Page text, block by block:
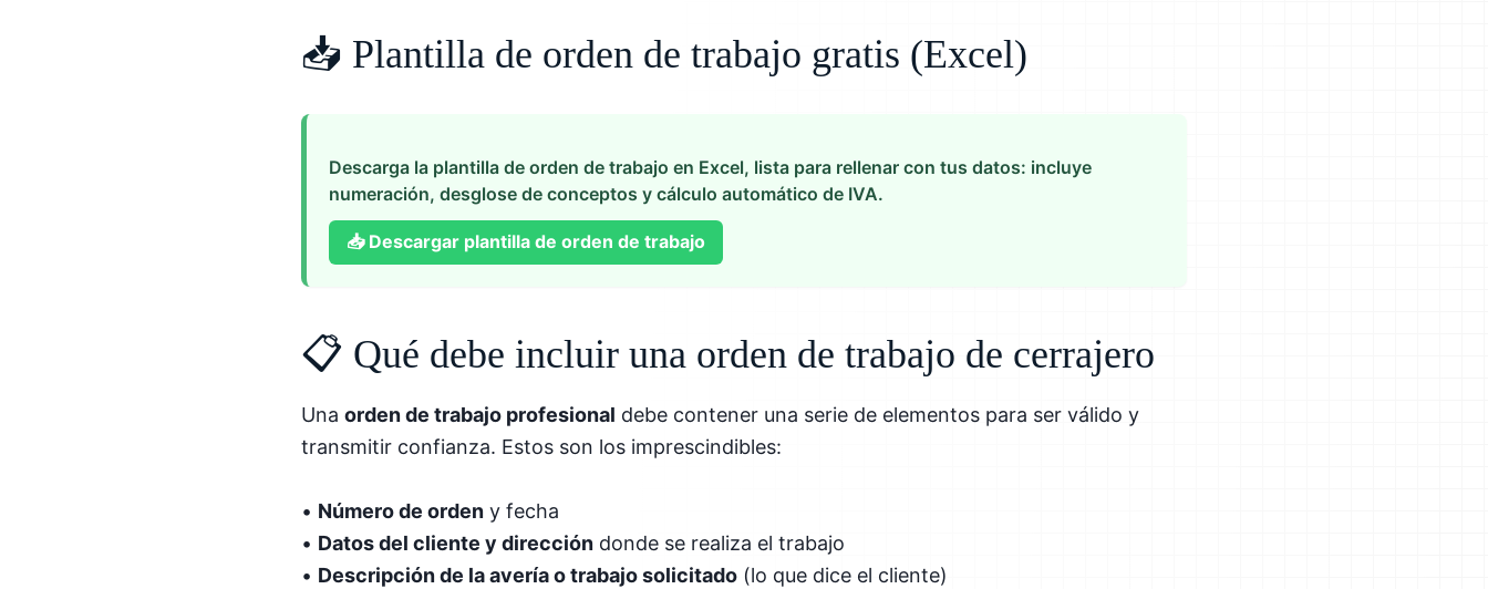
📥 Plantilla de orden de trabajo gratis (Excel)
Descarga la plantilla de orden de trabajo en Excel, lista para rellenar con tus datos: incluye
numeración, desglose de conceptos y cálculo automático de IVA.
📥 Descargar plantilla de orden de trabajo
📋 Qué debe incluir una orden de trabajo de cerrajero
Una orden de trabajo profesional debe contener una serie de elementos para ser válido y
transmitir confianza. Estos son los imprescindibles:
• Número de orden y fecha
• Datos del cliente y dirección donde se realiza el trabajo
• Descripción de la avería o trabajo solicitado (lo que dice el cliente)